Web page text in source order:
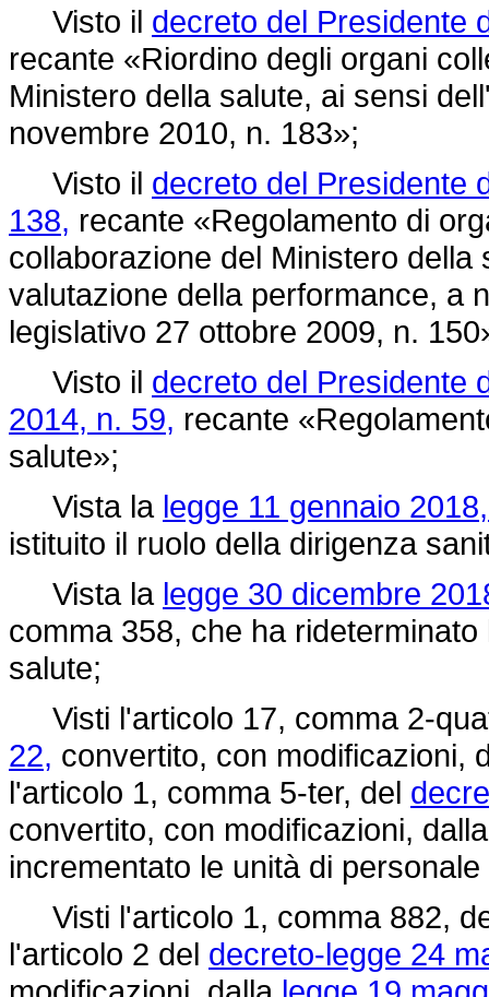
Visto il decreto del Presidente
recante «Riordino degli organi
Ministero della salute, ai sensi
novembre 2010, n. 183»;
Visto il decreto del Presidente
138, recante «Regolamento di
collaborazione del Ministero
valutazione della performance, a
legislativo 27 ottobre 2009, n.
Visto il decreto del Presidente
2014, n. 59, recante
salute»;
Vista la legge 11 gennaio
istituito il ruolo della dirigenza
Vista la legge 30 dicembre
comma 358, che ha
salute;
Visti l'articolo 17, comma 2-
22, convertito, con modificazioni,
l'articolo 1, comma 5-ter, del
convertito, con modificazioni,
incrementato le unità di
Visti l'articolo 1, comma 882,
l'articolo 2 del decreto-legge 24